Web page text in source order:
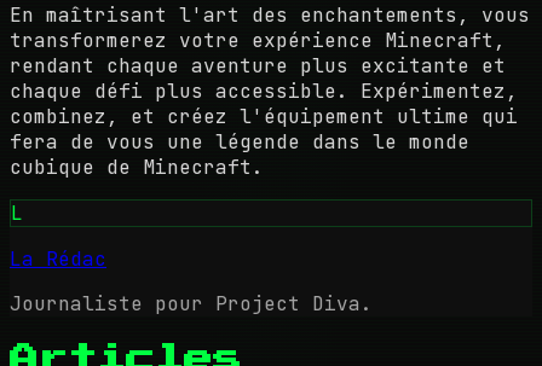
En maîtrisant l'art des enchantements, vous
transformerez votre expérience Minecraft,
rendant chaque aventure plus excitante et
chaque défi plus accessible. Expérimentez,
combinez, et créez l'équipement ultime qui
fera de vous une légende dans le monde
cubique de Minecraft.
L
La Rédac
Journaliste pour Project Diva.
Articles